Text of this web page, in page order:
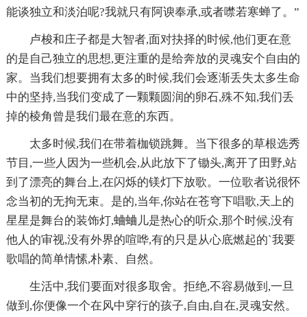
能谈独立和淡泊呢?我就只有阿谀奉承,或者噤若寒蝉了。”
卢梭和庄子都是大智者,面对抉择的时候,他们更在意
的是自己独立的思想,更注重的是给奔放的灵魂安个自由的
家。当我们想要拥有太多的时候,我们会逐渐丢失太多生命
中的坚持,当我们变成了一颗颗圆润的卵石,殊不知,我们丢
掉的棱角曾是我们最在意的东西。
太多时候,我们在带着枷锁跳舞。当下很多的草根选秀
节目,一些人因为一些机会,从此放下了锄头,离开了田野,站
到了漂亮的舞台上,在闪烁的镁灯下放歌。一位歌者说很怀
念当初的无拘无束。是的,当年,你站在苍穹下唱歌,天上的
星星是舞台的装饰灯,蛐蛐儿是热心的听众,那个时候,没有
他人的审视,没有外界的喧哗,有的只是从心底燃起的`我要
歌唱的简单情愫,朴素、自然。
生活中,我们要面对很多取舍。拒绝,不容易做到,一旦
做到,你便像一个在风中穿行的孩子,自由,自在,灵魂安然。